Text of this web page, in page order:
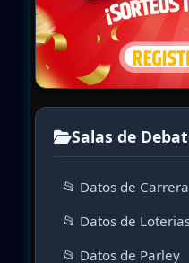
Salas de
📂 Datos de
📂 Datos de
📂 Datos de Parley